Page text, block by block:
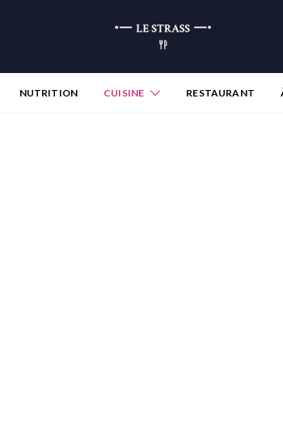
NUTRITION CUISINE RESTAURANT